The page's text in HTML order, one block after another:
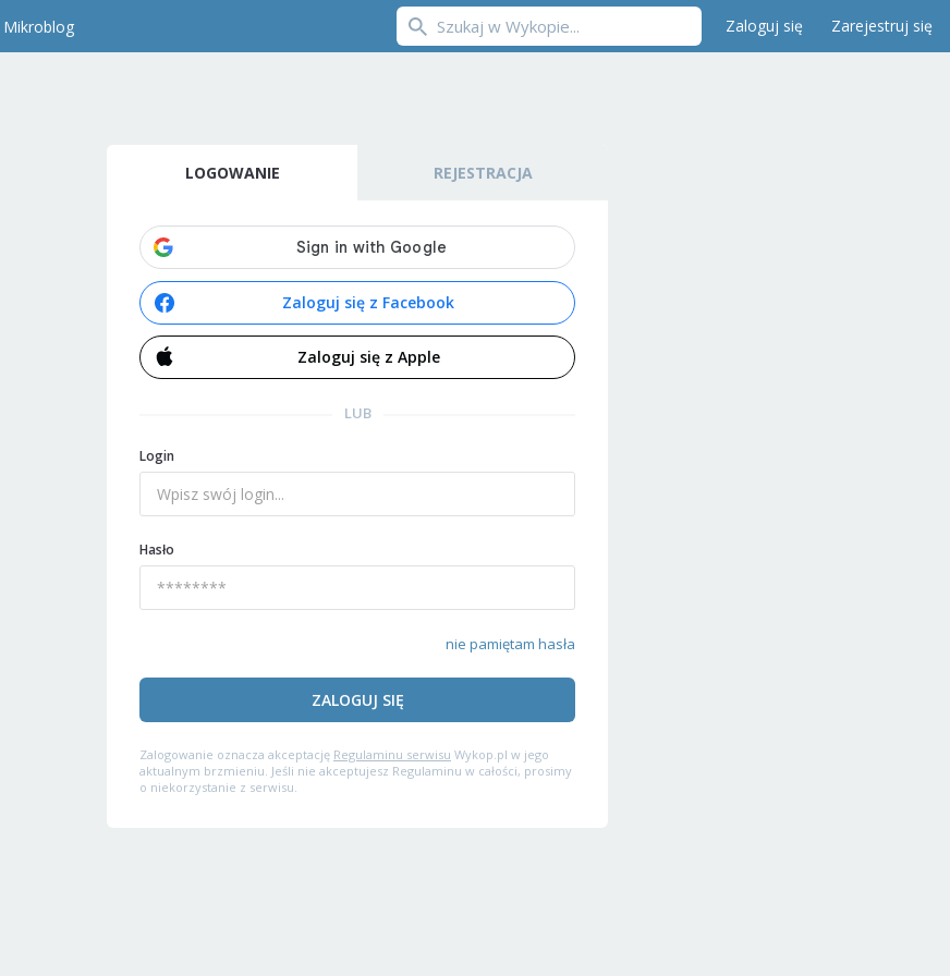
Mikroblog Zaloguj się Zarejestruj się
LOGOWANIE REJESTRACJA
Zaloguj się z Facebook
Zaloguj się z Apple
LUB
Login
Hasło
nie pamiętam hasła
ZALOGUJ SIĘ
Zalogowanie oznacza akceptację Regulaminu serwisu Wykop.pl w jego
aktualnym brzmieniu. Jeśli nie akceptujesz Regulaminu w całości, prosimy
o niekorzystanie z serwisu.